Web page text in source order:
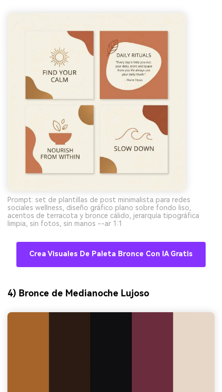
Prompt: set de plantillas de post minimalista para redes
sociales wellness, diseño gráfico plano sobre fondo liso,
acentos de terracota y bronce cálido, jerarquía tipográfica
limpia, sin fotos, sin manos --ar 1:1
Crea Visuales De Paleta Bronce Con IA Gratis
4) Bronce de Medianoche Lujoso